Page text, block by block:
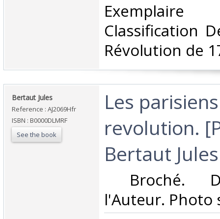
Classification
Révolution de
‎Bertaut Jules ‎
Reference : AJ2069Hfr
ISBN : B0000DLMRF
See the book
‎Les
revolution.
Bertaut Jules‎
Broché.
l'Auteur. Photo